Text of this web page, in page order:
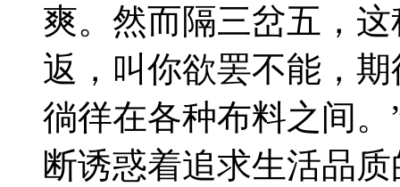
爽。然而隔三岔五，这
返，叫你欲罢不能，
徜徉在各种布料之间
断诱惑着追求生活品